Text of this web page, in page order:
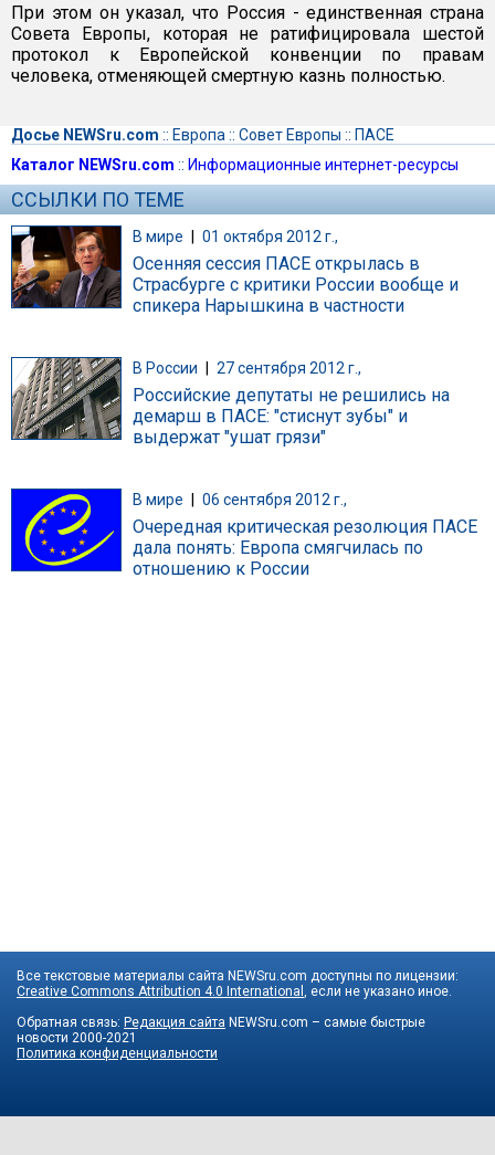
При этом он указал, что Россия - единственная страна
Совета Европы, которая не ратифицировала шестой
протокол к Европейской конвенции по правам
человека, отменяющей смертную казнь полностью.
Досье NEWSru.com :: Европа :: Совет Европы :: ПАСЕ
Каталог NEWSru.com :: Информационные интернет-ресурсы
ССЫЛКИ ПО ТЕМЕ
В мире | 01 октября 2012 г.,
Осенняя сессия ПАСЕ открылась в
Страсбурге с критики России вообще и
спикера Нарышкина в частности
В России 27 сентября 2012 г.,
Российские депутаты не решились на
демарш в ПАСЕ: "стиснут зубы" и
выдержат "ушат грязи"
В мире 06 сентября 2012 г.,
Очередная критическая резолюция ПАСЕ
дала понять: Европа смягчилась по
отношению к России
Все текстовые материалы сайта NEWSru.com доступны по лицензии:
Creative Commons Attribution 4.0 International , если не указано иное.
Обратная связь: Редакция сайта NEWSru.com – самые быстрые
новости 2000-2021
Политика конфиденциальности